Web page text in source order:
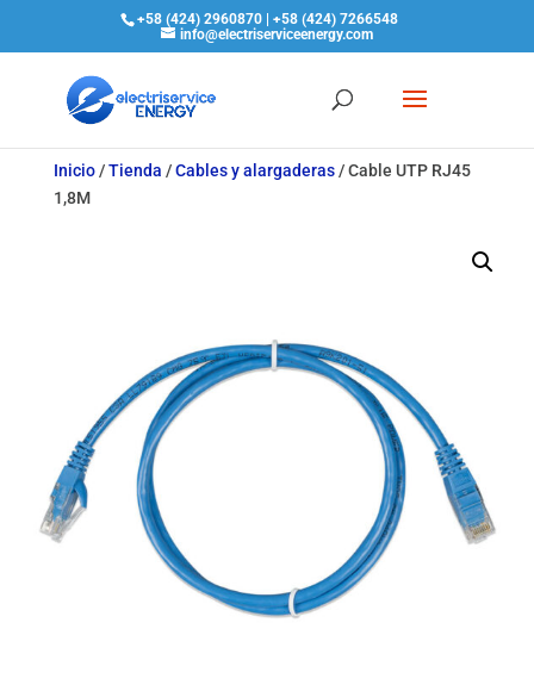
+58 (424) 2960870 | +58 (424) 7266548
info@electriserviceenergy.com
Inicio/Tienda /Cables y alargaderas/Cable UTP RJ45
1,8M